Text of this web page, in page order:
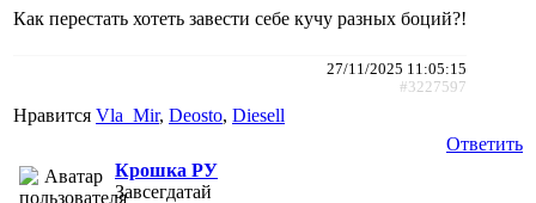
Как перестать хотеть завести себе кучу разных боций?!
27/11/2025 11:05:15
#3227597
Нравится Vla_Mir, Deosto, Diesell
Ответить
Крошка РУ
Завсегдатай